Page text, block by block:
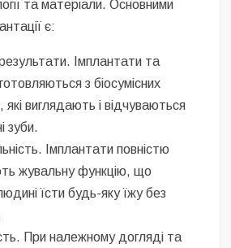
та матеріали. Основними
є:
Імплантати та
з біосумісних
які виглядають і відчуваються
зуби.
Імплантати повністю
жувальну функцію, що
їсти будь-яку їжу без
При належному догляді та